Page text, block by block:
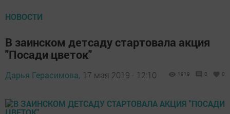
НОВОСТИ
В заинском детсаду стартовала акция
"Посади цветок"
Дарья Герасимова, 17 мая 2019 - 12:10 1919 0 0